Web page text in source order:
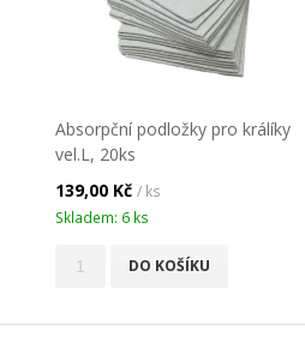
Absorpční podložky pro králíky
vel.L, 20ks
139,00 Kč / ks
Skladem: 6 ks
DO KOŠÍKU